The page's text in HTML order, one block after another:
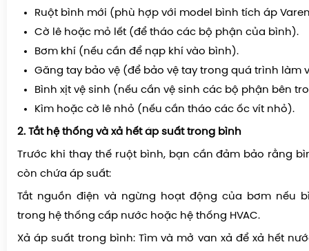
Ruột bình mới (phù hợp với model bình tích áp
Cờ lê hoặc mỏ lết (để tháo các bộ phận của bình).
Bơm khí (nếu cần để nạp khí vào bình).
Găng tay bảo vệ (để bảo vệ tay trong quá trình làm
Bình xịt vệ sinh (nếu cần vệ sinh các bộ phận bên
Kìm hoặc cờ lê nhỏ (nếu cần tháo các ốc vít nhỏ).
2. Tắt hệ thống và xả hết áp suất trong bình
Trước khi thay thế ruột bình, bạn cần đảm bảo rằng
còn chứa áp suất:
Tắt nguồn điện và ngừng hoạt động của bơm nếu
trong hệ thống cấp nước hoặc hệ thống HVAC.
Xả áp suất trong bình: Tìm và mở van xả để xả hết